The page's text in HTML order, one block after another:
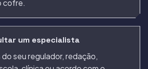
cofre.
um especialista
seu regulador, redação,